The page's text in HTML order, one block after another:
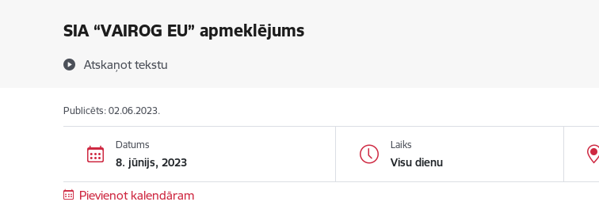
SIA “VAIROG EU” apmeklējums
Atskaņot tekstu
Publicēts: 02.06.2023.
Datums
8. jūnijs, 2023
Laiks
Visu dienu
Pievienot kalendāram